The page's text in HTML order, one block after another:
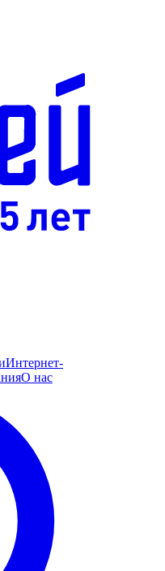
Интернет-
О нас